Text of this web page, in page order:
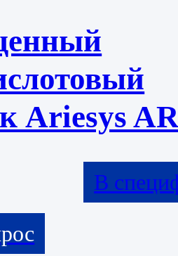
Ariesys
В